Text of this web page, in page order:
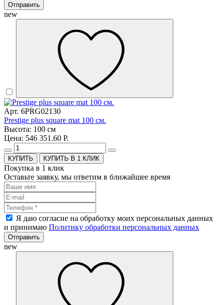
Отправить
new
Арт. 6PRG02130
Prestige plus square mat 100 см.
Высота: 100 см
Цена: 546 351.60 Р.
КУПИТЬ В 1 КЛИК
Покупка в 1 клик
Оставьте заявку, мы ответим в ближайшее время
Я даю согласие на обработку моих персональных данных
и принимаю Политику обработки персональных данных
Отправить
new